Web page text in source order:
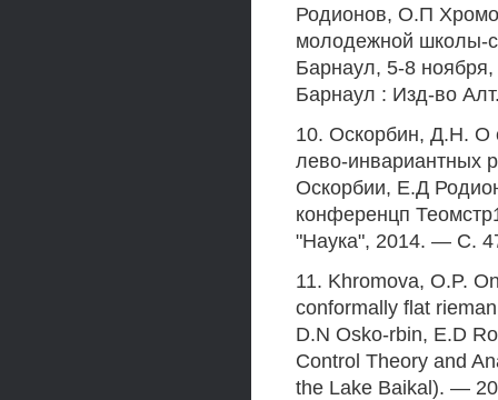
Родионов, О.П
молодежной школы-
Барнаул, 5-8
Барнаул : Изд-во
10. Оскорбин, Д.Н. О
лево-инвариантных
Оскорбии, Е.Д
конференцп
"Наука", 2014. — С.
11. Khromova, О.P.
conformally flat
D.N Osko-rbin, E.D
Control Theory and
the Lake Baikal). —